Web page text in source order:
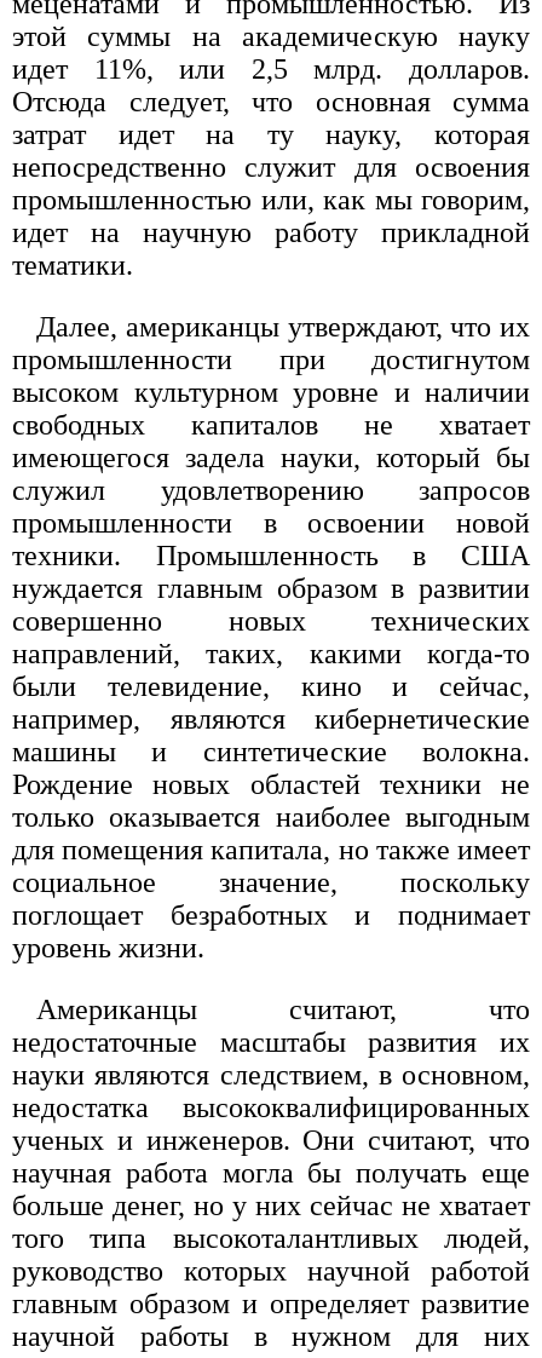
этой суммы на академическую науку
идет 11%, или 2,5 млрд. долларов.
Отсюда следует, что основная сумма
затрат идет на ту науку, которая
непосредственно служит для освоения
промышленностью или, как мы говорим,
идет на научную работу прикладной
тематики.
Далее, американцы утверждают, что их
промышленности при достигнутом
высоком культурном уровне и наличии
свободных капиталов не хватает
имеющегося задела науки, который бы
служил удовлетворению запросов
промышленности в освоении новой
техники. Промышленность в США
нуждается главным образом в развитии
совершенно новых технических
направлений, таких, какими когда-то
были телевидение, кино и сейчас,
например, являются кибернетические
машины и синтетические волокна.
Рождение новых областей техники не
только оказывается наиболее выгодным
для помещения капитала, но также имеет
социальное значение, поскольку
поглощает безработных и поднимает
уровень жизни.
Американцы считают, что
недостаточные масштабы развития их
науки являются следствием, в основном,
недостатка высококвалифицированных
ученых и инженеров. Они считают, что
научная работа могла бы получать еще
больше денег, но у них сейчас не хватает
того типа высокоталантливых людей,
руководство которых научной работой
главным образом и определяет развитие
научной работы в нужном для них